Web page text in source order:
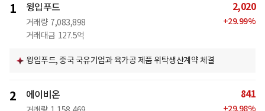
1 윙입푸드
거래량 7,083,898
거래대금 127.5억
2,020
+29.99%
윙입푸드, 중국 국유기업과 육가공 제품 위탁생산계약 체결
2 에이비온 841
+29.98%